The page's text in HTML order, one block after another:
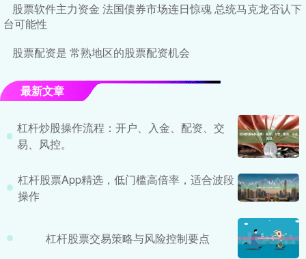
股票软件主力资金 法国债券市场连日惊魂 总统马克龙否认下
台可能性
股票配资是 常熟地区的股票配资机会
最新文章
杠杆炒股操作流程：开户、入金、配资、交
易、风控。
杠杆股票App精选，低门槛高倍率，适合波段
操作
杠杆股票交易策略与风险控制要点